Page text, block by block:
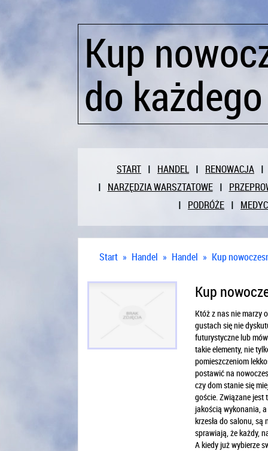
Kup
do
START HANDEL
RENOWACJA
NARZĘDZIA WARSZTATOWE
PODRÓŻE
Start » Handel » Handel » Kup
Kup
Któż z nas nie marzy
gustach się nie
futurystyczne lub
takie elementy, nie
pomieszczeniom
postawić na
czy dom stanie się
goście. Związane jest
jakością wykonania,
krzesła do salonu,
sprawiają, że każdy,
A kiedy już wybierze